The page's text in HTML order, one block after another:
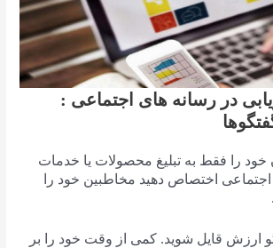
در رسانه های اجتماعی :
خود را فقط به تبلیغ محصولات یا خدمات
اختصاص دهید مخاطبین خود را
ارزش قایل شوید. کمی از وقت خود را بر